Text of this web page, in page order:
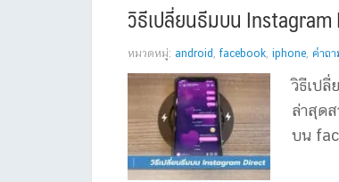
วิธีเปลี่ยนธีมบน Instagram
หมวดหมู่: android ,facebook, iphone, คำถ
วิธีเป
ล่าสุด
บน